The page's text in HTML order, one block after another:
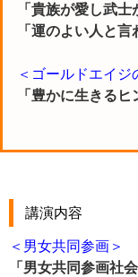
「貴族が愛し武
「運のよい人と言
＜ゴールドエイジ
「豊かに生きるヒ
講演内容
＜男女共同参画＞
「男女共同参画社